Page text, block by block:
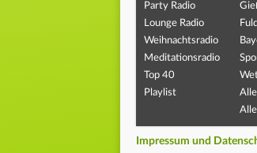
Party Radio
Lounge Radio
Weihnachtsradio
Meditationsradio
Top 40
Playlist
Impressum und